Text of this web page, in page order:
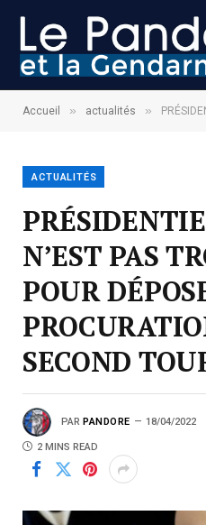
Accueil » actualités » PRÉSIDENTIELLE: IL
ACTUALITÉS
N’EST PAS
POUR
SECOND
PAR PANDORE 18/04/2022
2 MINS READ